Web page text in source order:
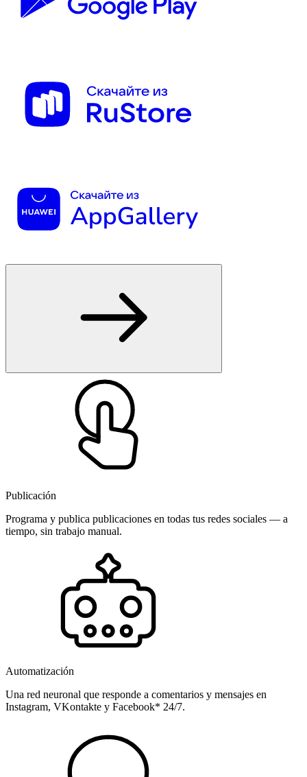
Publicación
Programa y publica publicaciones en todas tus redes sociales — a
tiempo, sin trabajo manual.
Automatización
Una red neuronal que responde a comentarios y mensajes en
Instagram, VKontakte y Facebook* 24/7.